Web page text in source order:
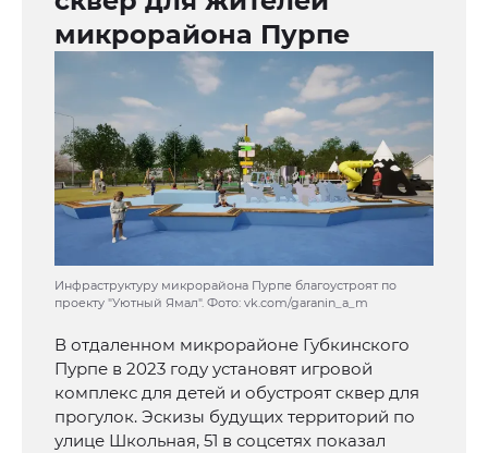
микрорайона Пурпе
Инфраструктуру микрорайона Пурпе благоустроят по
проекту "Уютный Ямал". Фото: vk.com/garanin_a_m
В отдаленном микрорайоне Губкинского
Пурпе в 2023 году установят игровой
комплекс для детей и обустроят сквер для
прогулок. Эскизы будущих территорий по
улице Школьная, 51 в соцсетях показал